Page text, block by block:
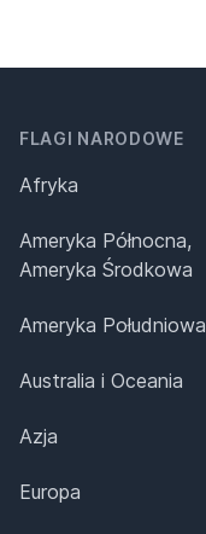
FLAGI NARODOWE
Afryka
Ameryka Północna,
Ameryka Środkowa
Ameryka Południowa
Australia i Oceania
Azja
Europa